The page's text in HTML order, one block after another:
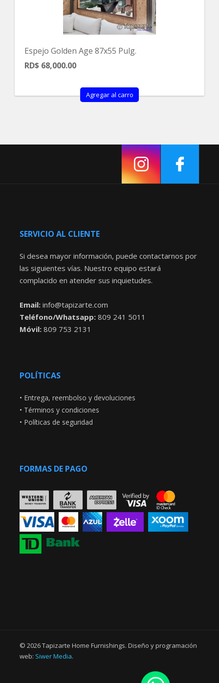
Espejo Golden Age 87x55 Pulg.
RD$ 68,000.00
Agregar al carro
SERVICIO AL CLIENTE
Si desea mayor información, puede contactarnos por
las siguientes vías. Nuestro equipo estará
complacido en atender sus inquietudes.
Email: info@tapizarte.com
Teléfono/Whatsapp: 809 241 5011
Móvil: 809 753 2131
POLÍTICAS
• Entrega, reembolso y devoluciones
• Términos y condiciones
• Políticas de seguridad
FORMAS DE PAGO
© 2026 Tapizarte Home Furnishings. Diseño y programación
web: Siwer Media.